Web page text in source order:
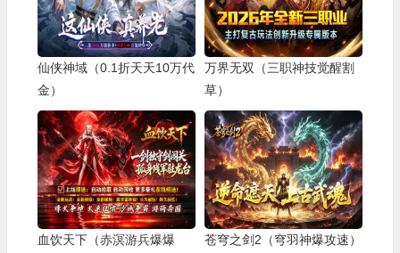
仙侠神域（0.1折天天10万代
金）
万界无双（三职神技觉醒割
草）
血饮天下（赤溟游兵爆爆
苍穹之剑2（穹羽神爆攻速）